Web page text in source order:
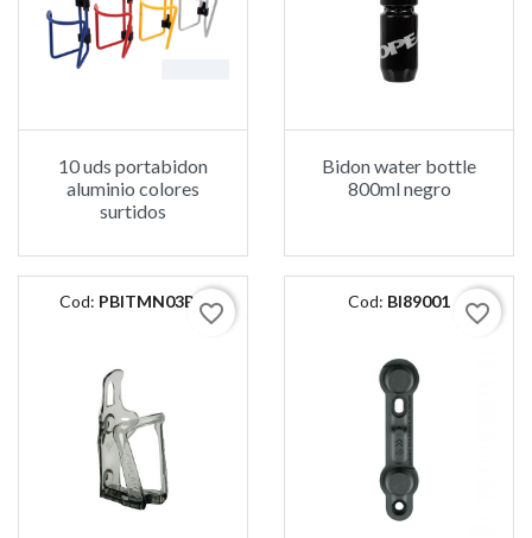
10 uds portabidon
aluminio colores
surtidos
Bidon water bottle
800ml negro
Cod: PBITMN03BKfavorite_border Cod: BI89001 favorite_border